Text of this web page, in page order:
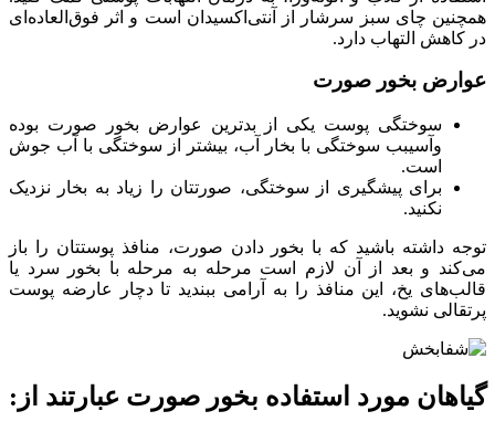
همچنین چای سبز سرشار از آنتی‌اکسیدان است و اثر فوق‌العاده‌ای
در کاهش التهاب دارد.
عوارض بخور صورت
سوختگی پوست یکی از بدترین عوارض بخور صورت بوده
وآسیبب سوختگی با بخار آب، بیشتر از سوختگی با آب جوش
است.
برای پیشگیری از سوختگی، صورتتان را زیاد به بخار نزدیک
نکنید.
توجه داشته باشید که با بخور دادن صورت، منافذ پوستتان را باز
می‌کند و بعد از آن لازم است مرحله به مرحله با بخور سرد یا
قالب‌های یخ، این منافذ را به آرامی ببندید تا دچار عارضه پوست
پرتقالی نشوید.
گیاهان مورد استفاده بخور صورت عبارتند از: